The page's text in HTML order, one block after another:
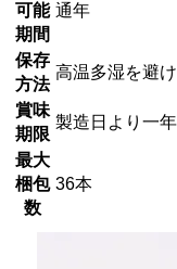
可能
期間
通年
保存
方法
高温多湿を避
賞味
期限
製造日より一年
最大
梱包
数
36本